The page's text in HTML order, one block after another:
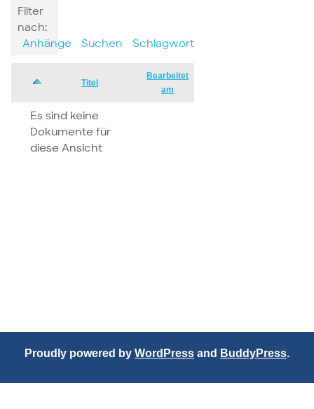
Filter
nach:
Anhänge
Suchen Schlagwort
Has
Titel
Bearbeitet
am
Es sind keine
Dokumente für
diese Ansicht
Proudly powered by WordPress and BuddyPress.